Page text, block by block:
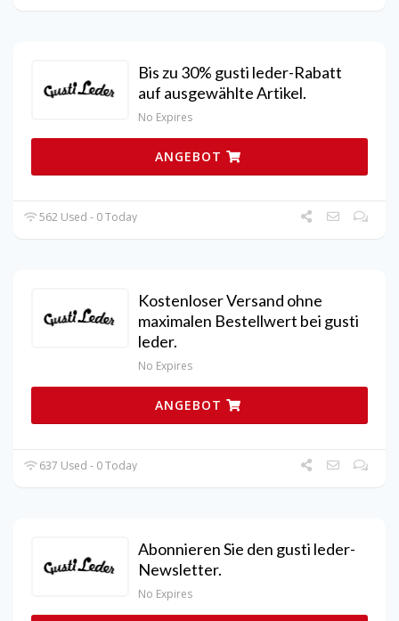
Bis zu 30% gusti leder-Rabatt
auf ausgewählte Artikel.
No Expires
ANGEBOT
562 Used - 0 Today
Kostenloser Versand ohne
maximalen Bestellwert bei gusti
leder.
No Expires
ANGEBOT
637 Used - 0 Today
Abonnieren Sie den gusti leder-
Newsletter.
No Expires